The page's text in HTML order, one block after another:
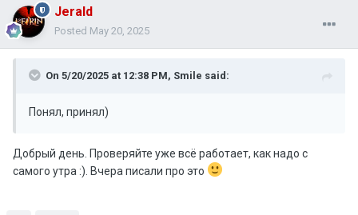
Jerald
Posted May 20, 2025
On 5/20/2025 at 12:38 PM, Smile said:
Понял, принял)
Добрый день. Проверяйте уже всё работает, как надо с
самого утра :). Вчера писали про это